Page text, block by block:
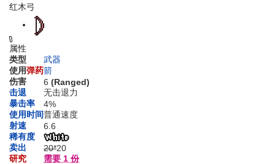
跳
航
跳
索
红木弓
属性
类型
武器
使用弹药箭
伤害
6 (Ranged)
击退
无击退力
暴击率
4%
使用时间普通速度
射速
6.6
稀有度
卖出
20*20
研究
需要 1 份